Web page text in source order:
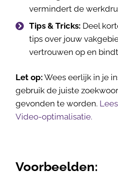
vermindert de
Tips & Tricks: Deel
tips over jouw
vertrouwen op en
Let op: Wees eerlijk in je
gebruik de juiste
gevonden te worden.
Video-optimalisatie.
Voorbeelden: